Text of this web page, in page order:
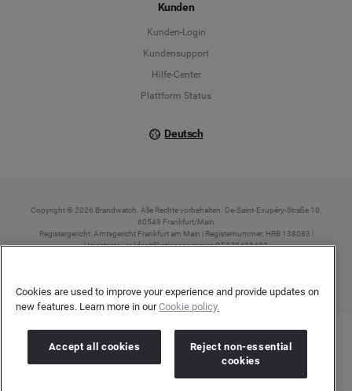
Kunden
Kunden-Login
Kundensupport
Hilfe-Center
Plattform Status
Deutsch
Copyright © 2026 Brandwatch. Alle Rechte vorbehalten. De-Saint-Exupéry-Straße 10,
60549 Frankfurt/Main
Registergericht: Amtsgericht Frankfurt am Main | Registernummer: HRB 138083 |
Umsatzsteuer-Identifikationsnummer: DE278408482
Cookies are used to improve your experience and provide updates on
new features. Learn more in ourCookie policy.
Accept all cookies
Reject non-essential
cookies